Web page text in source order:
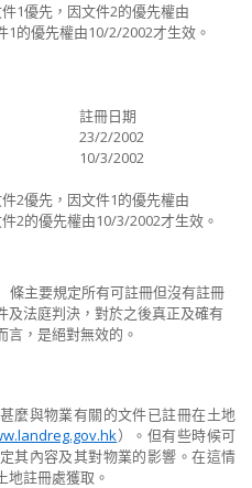
1優先，因文件2的優先權由
1的優先權由10/2/2002才生效。
註冊日期
23/2/2002
10/3/2002
2優先，因文件1的優先權由
2的優先權由10/3/2002才生效。
條主要規定所有可註冊但沒有註冊
及法庭判決，對於之後真正及確有
言，是絕對無效的。
麼與物業有關的文件已註冊在土地
）。但有些時候可
其內容及其對物業的影響。在這情
地註冊處獲取。